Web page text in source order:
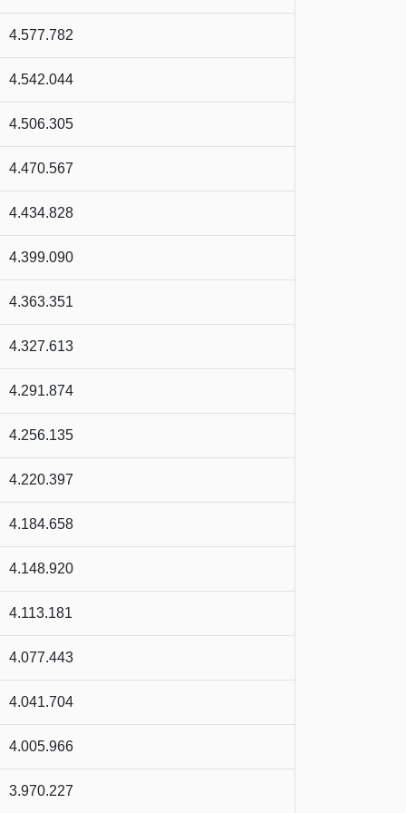
4.577.782
4.542.044
4.506.305
4.470.567
4.434.828
4.399.090
4.363.351
4.327.613
4.291.874
4.256.135
4.220.397
4.184.658
4.148.920
4.113.181
4.077.443
4.041.704
4.005.966
3.970.227